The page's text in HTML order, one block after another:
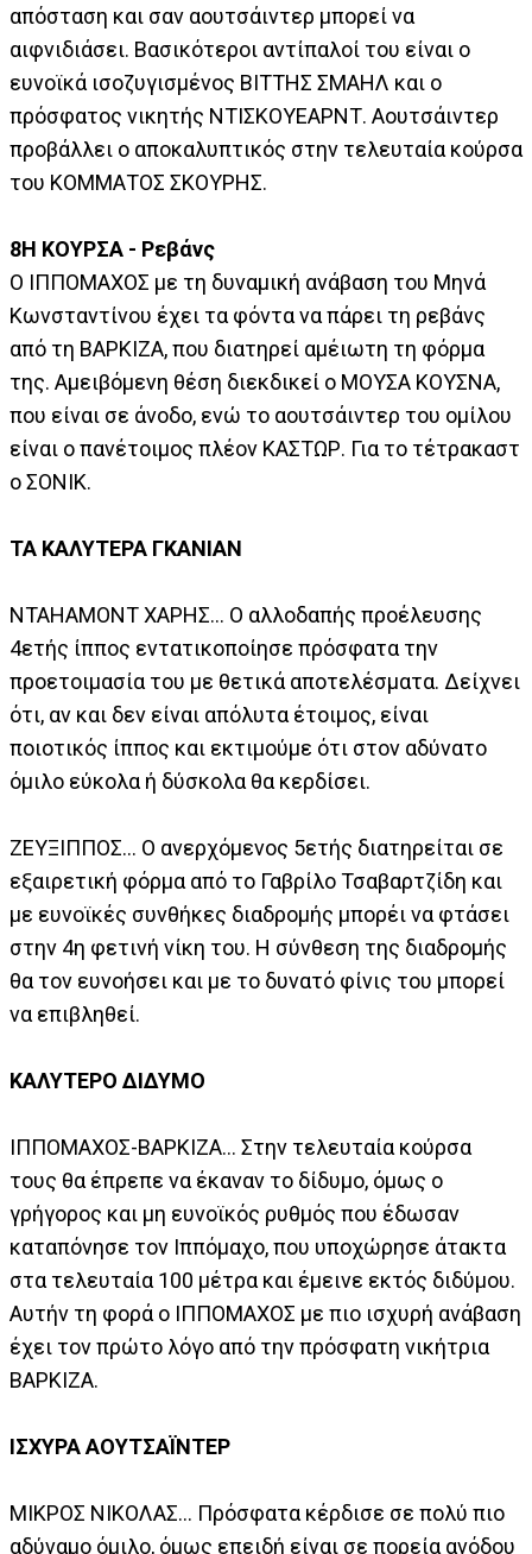
απόσταση και σαν αουτσάιντερ μπορεί να
αιφνιδιάσει. Βασικότεροι αντίπαλοί του είναι ο
ευνοϊκά ισοζυγισμένος ΒΙΤΤΗΣ ΣΜΑΗΛ και ο
πρόσφατος νικητής ΝΤΙΣΚΟΥΕΑΡΝΤ. Αουτσάιντερ
προβάλλει ο αποκαλυπτικός στην τελευταία κούρσα
του ΚΟΜΜΑΤΟΣ ΣΚΟΥΡΗΣ.
8Η ΚΟΥΡΣΑ - Ρεβάνς
Ο ΙΠΠΟΜΑΧΟΣ με τη δυναμική ανάβαση του Μηνά
Κωνσταντίνου έχει τα φόντα να πάρει τη ρεβάνς
από τη ΒΑΡΚΙΖΑ, που διατηρεί αμέιωτη τη φόρμα
της. Αμειβόμενη θέση διεκδικεί ο ΜΟΥΣΑ ΚΟΥΣΝΑ,
που είναι σε άνοδο, ενώ το αουτσάιντερ του ομίλου
είναι ο πανέτοιμος πλέον ΚΑΣΤΩΡ. Για το τέτρακαστ
ο ΣΟΝΙΚ.
ΤΑ ΚΑΛΥΤΕΡΑ ΓΚΑΝΙΑΝ
ΝΤΑΗΑΜΟΝΤ ΧΑΡΗΣ... Ο αλλοδαπής προέλευσης
4ετής ίππος εντατικοποίησε πρόσφατα την
προετοιμασία του με θετικά αποτελέσματα. Δείχνει
ότι, αν και δεν είναι απόλυτα έτοιμος, είναι
ποιοτικός ίππος και εκτιμούμε ότι στον αδύνατο
όμιλο εύκολα ή δύσκολα θα κερδίσει.
ΖΕΥΞΙΠΠΟΣ... Ο ανερχόμενος 5ετής διατηρείται σε
εξαιρετική φόρμα από το Γαβρίλο Τσαβαρτζίδη και
με ευνοϊκές συνθήκες διαδρομής μπορέι να φτάσει
στην 4η φετινή νίκη του. Η σύνθεση της διαδρομής
θα τον ευνοήσει και με το δυνατό φίνις του μπορεί
να επιβληθεί.
ΚΑΛΥΤΕΡΟ ΔΙΔΥΜΟ
ΙΠΠΟΜΑΧΟΣ-ΒΑΡΚΙΖΑ... Στην τελευταία κούρσα
τους θα έπρεπε να έκαναν το δίδυμο, όμως ο
γρήγορος και μη ευνοϊκός ρυθμός που έδωσαν
καταπόνησε τον Ιππόμαχο, που υποχώρησε άτακτα
στα τελευταία 100 μέτρα και έμεινε εκτός διδύμου.
Αυτήν τη φορά ο ΙΠΠΟΜΑΧΟΣ με πιο ισχυρή ανάβαση
έχει τον πρώτο λόγο από την πρόσφατη νικήτρια
ΒΑΡΚΙΖΑ.
ΙΣΧΥΡΑ ΑΟΥΤΣΑΪΝΤΕΡ
ΜΙΚΡΟΣ ΝΙΚΟΛΑΣ... Πρόσφατα κέρδισε σε πολύ πιο
αδύναμο όμιλο, όμως επειδή είναι σε πορεία ανόδου